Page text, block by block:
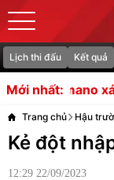
Lịch thi đấu Kết quả
Mới nhất:
nhận Rashford
Trang chủ Hậu
Kẻ đột
12:29 22/09/2023